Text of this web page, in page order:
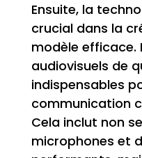
Ensuite, la
crucial dans la
modèle efficace.
audiovisuels de
indispensables
communication
Cela inclut non
microphones et